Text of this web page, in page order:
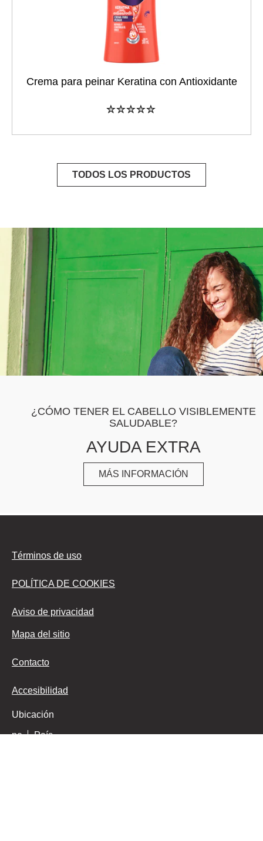
Crema para peinar Keratina con Antioxidante
No
product
TODOS LOS PRODUCTOS
¿CÓMO TENER EL CABELLO VISIBLEMENTE
SALUDABLE?
AYUDA EXTRA
MÁS INFORMACIÓN
AYUDA EXTRA
Términos de uso
POLÍTICA DE COOKIES
Aviso de privacidad
Mapa del sitio
Contacto
Accesibilidad
Ubicación
pe País